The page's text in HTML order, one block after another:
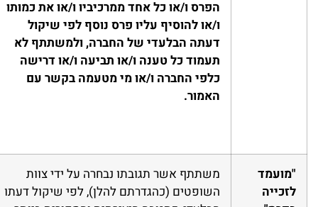
הפרס ו/או כל אחד ממרכיביו ו/או את כמותו
ו/או להוסיף עליו פרס נוסף לפי שיקול
דעתה הבלעדי של החברה, ולמשתתף לא
תעמוד כל טענה ו/או תביעה ו/או דרישה
כלפי החברה ו/או מי מטעמה בקשר עם
האמור.
"מועמד
לזכייה
משתתף אשר תגובתו נבחרה על ידי צוות
השופטים (כהגדרתם להלן), לפי שיקול דעתו